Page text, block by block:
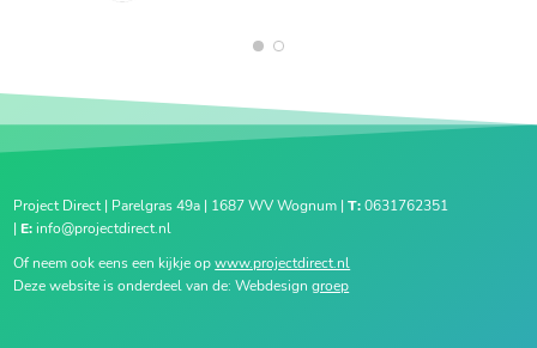
1 2
Project Direct | Parelgras 49a | 1687 WV Wognum |T:0631762351
| E: info@projectdirect.nl
Of neem ook eens een kijkje opwww.projectdirect.nl
Deze website is onderdeel van de: Webdesigngroep